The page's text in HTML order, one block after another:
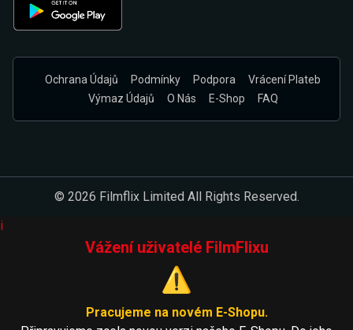
Ochrana Údajů Podmínky Podpora
Vrácení Plateb
Výmaz Údajů
O Nás E-Shop FAQ
© 2026 Filmflix Limited All Rights Reserved.
i
Vážení uživatelé FilmFlixu
⚠️
Pracujeme na novém E-Shopu.